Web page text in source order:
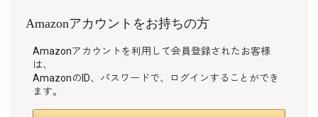
Amazonアカウントをお持ちの方
Amazonアカウントを利用して会員登録されたお客様
は、
AmazonのID、パスワードで、ログインすることができ
ます。